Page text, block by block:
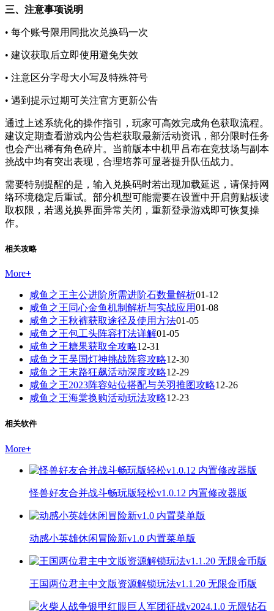
三、注意事项说明
• 每个账号限用同批次兑换码一次
• 建议获取后立即使用避免失效
• 注意区分字母大小写及特殊符号
• 遇到提示过期可关注官方更新公告
通过上述系统化的操作指引，玩家可高效完成角色获取流程。
建议定期查看游戏内公告栏获取最新活动资讯，部分限时任务
也会产出稀有角色碎片。当前版本中机甲吕布在竞技场与副本
挑战中均有突出表现，合理培养可显著提升队伍战力。
需要特别提醒的是，输入兑换码时若出现加载延迟，请保持网
络环境稳定后重试。部分机型可能需要在设置中开启剪贴板读
取权限，若遇兑换界面异常关闭，重新登录游戏即可恢复操
作。
相关攻略
More+
咸鱼之王主公进阶所需进阶石数量解析01-12
咸鱼之王同心金鱼机制解析与实战应用01-08
咸鱼之王秋裤获取途径及使用方法01-05
咸鱼之王包工头阵容打法详解01-05
咸鱼之王糖果获取全攻略12-31
咸鱼之王吴国灯神挑战阵容攻略12-30
咸鱼之王末路狂飙活动深度攻略12-29
咸鱼之王2023阵容站位搭配与关羽推图攻略12-26
咸鱼之王海棠换购活动玩法攻略12-23
相关软件
More+
怪兽好友合并战斗畅玩版轻松v1.0.12 内置修改器版
动感小英雄休闲冒险新v1.0 内置菜单版
王国两位君主中文版资源解锁玩法v1.1.20 无限金币版